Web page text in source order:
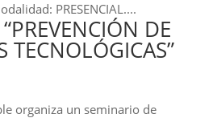
PRESENCIAL....
DE
TECNOLÓGICAS”
organiza un seminario de